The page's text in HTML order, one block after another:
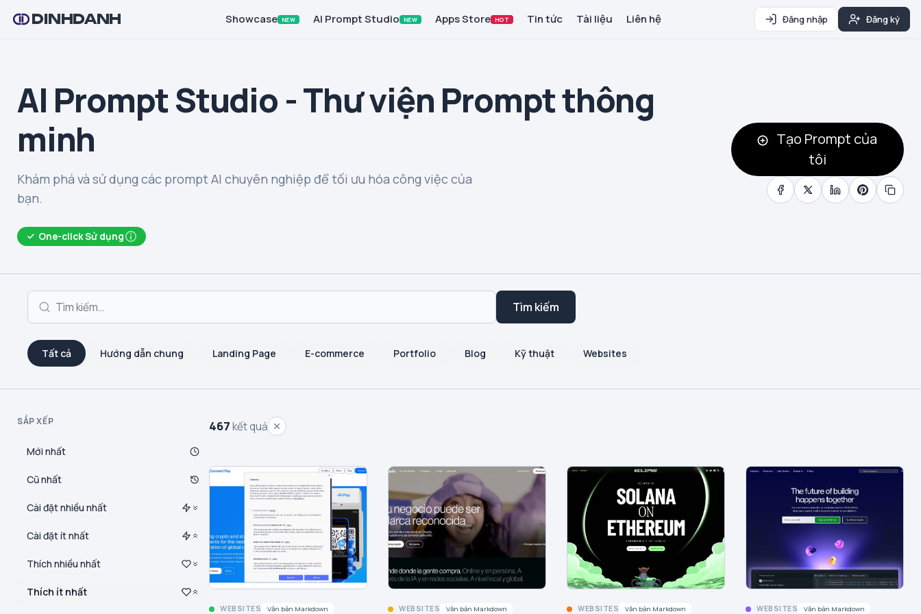
DINHDANH Showcase NEW AI Prompt Studio NEW Apps Store HOT Tin tức Tài liệu Liên hệ Đăng nhập Đăng ký
AI Prompt Studio - Thư viện Prompt thông
minh
Khám phá và sử dụng các prompt AI chuyên nghiệp để tối ưu hóa công việc của
bạn.
One-click Sử dụng
Tạo Prompt của
tôi
Tìm kiếm
Tất cả Hướng dẫn chung Landing Page E-commerce Portfolio Blog Kỹ thuật Websites
SẮP XẾP
Mới nhất
Cũ nhất
Cài đặt nhiều nhất
Cài đặt ít nhất
Thích nhiều nhất
Thích ít nhất
467kết quả
WEBSITES
Văn bản Markdown
WEBSITES
Văn bản Markdown
WEBSITES
Văn bản Markdown
WEBSITES
Văn bản Markdown